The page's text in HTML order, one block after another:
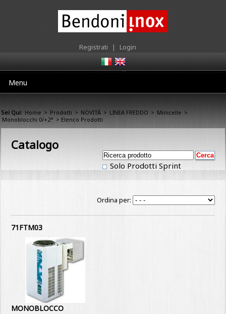
Registrati | Login
Menu
Sei Qui: Home > Prodotti > NOVITÁ > LINEA FREDDO > Minicelle >
Monoblocchi 0/+2° > Elenco Prodotti
Catalogo
Solo Prodotti Sprint
Ordina per:
71FTM03
MONOBLOCCO